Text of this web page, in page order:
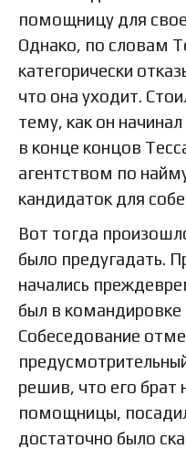
помощницу для
Однако, по словам
категорически
что она уходит.
тему, как он
в конце концов
агентством по
кандидаток для
Вот тогда
было предугадать.
начались
был в командировке
Собеседование
решив, что его брат
помощницы,
достаточно было